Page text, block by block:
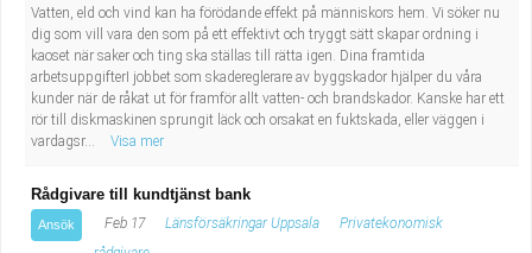
Vatten, eld och vind kan ha förödande effekt på människors hem. Vi söker nu
dig som vill vara den som på ett effektivt och tryggt sätt skapar ordning i
kaoset när saker och ting ska ställas till rätta igen. Dina framtida
arbetsuppgifterI jobbet som skadereglerare av byggskador hjälper du våra
kunder när de råkat ut för framför allt vatten- och brandskador. Kanske har ett
rör till diskmaskinen sprungit läck och orsakat en fuktskada, eller väggen i
vardagsr...
Visa mer
Rådgivare till kundtjänst bank
Ansök Feb 17 Länsförsäkringar Uppsala
Privatekonomisk